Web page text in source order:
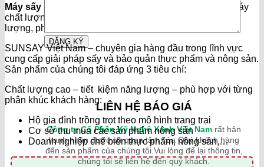
LIÊN HỆ BÁO GIÁ
Công ty Cổ Phần Kỹ Nghệ Xanh Việt Nam rất hân
hạnh nhận được sự quan tâm của Quý khách hàng
đến sản phẩm của chúng tôi.Vui lòng để lại thông tin,
chúng tôi sẽ liên hệ đến quý khách.
Máy sấy SUNSAY
với những thiết kế nổi trội, là dòng máy
chất lượng cao, những tính năng nổi trội, tiết kiệm năng
lượng, phù hợp với các doanh nghiệp vừa và nhỏ.
SUNSAY Việt Nam – chuyên gia hàng đầu trong lĩnh vực
cung cấp giải pháp sấy và bảo quản thực phẩm và nông sản.
Sản phẩm của chúng tôi đáp ứng 3 tiêu chí:
Chất lượng cao – tiết kiệm năng lượng – phù hợp với từng
phân khúc khách hàng:
Hộ gia đình trồng trọt theo mô hình trang trại
Cơ sở thu mua các sản phẩm nông sản
Doanh nghiệp chế biến thực phẩm, nông sản,…